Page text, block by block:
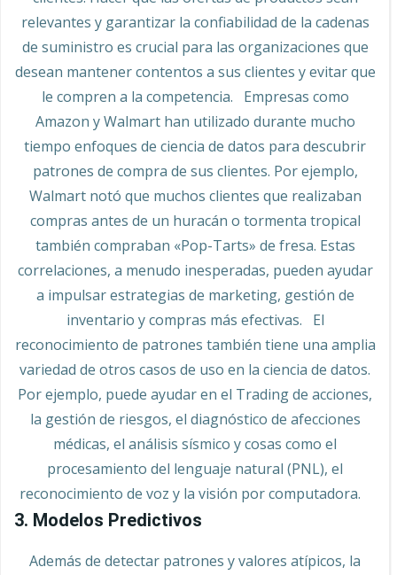
relevantes y garantizar la confiabilidad de la cadenas
de suministro es crucial para las organizaciones que
desean mantener contentos a sus clientes y evitar que
le compren a la competencia. Empresas como
Amazon y Walmart han utilizado durante mucho
tiempo enfoques de ciencia de datos para descubrir
patrones de compra de sus clientes. Por ejemplo,
Walmart notó que muchos clientes que realizaban
compras antes de un huracán o tormenta tropical
también compraban «Pop-Tarts» de fresa. Estas
correlaciones, a menudo inesperadas, pueden ayudar
a impulsar estrategias de marketing, gestión de
inventario y compras más efectivas. El
reconocimiento de patrones también tiene una amplia
variedad de otros casos de uso en la ciencia de datos.
Por ejemplo, puede ayudar en el Trading de acciones,
la gestión de riesgos, el diagnóstico de afecciones
médicas, el análisis sísmico y cosas como el
procesamiento del lenguaje natural (PNL), el
reconocimiento de voz y la visión por computadora.
3. Modelos Predictivos
Además de detectar patrones y valores atípicos, la